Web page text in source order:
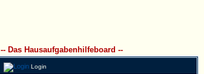
-- Das Hausaufgabenhilfeboard --
Login